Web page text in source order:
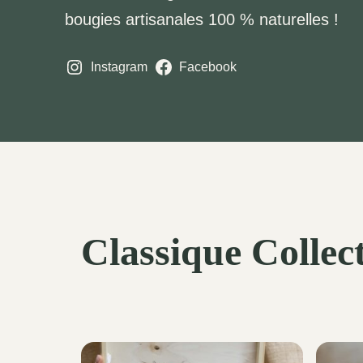
bougies artisanales 100 % naturelles !
Instagram Facebook
Classique